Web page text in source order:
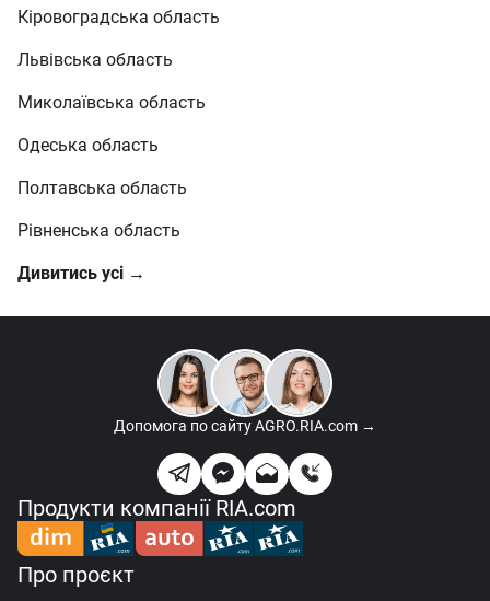
Кіровоградська область
Львівська область
Миколаївська область
Одеська область
Полтавська область
Рівненська область
Дивитись усі →
Допомога по сайтуAGRO.RIA.com →
Продукти компанії RIA.com
Про проєкт